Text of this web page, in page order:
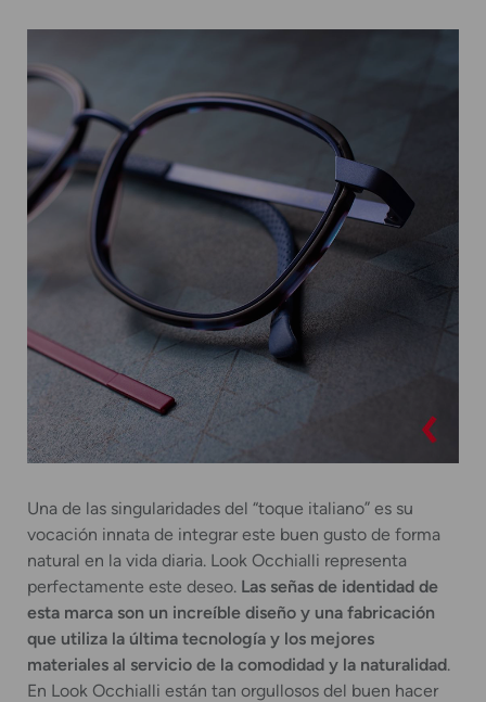
Una de las singularidades del “toque italiano” es su
vocación innata de integrar este buen gusto de forma
natural en la vida diaria. Look Occhialli representa
perfectamente este deseo. Las señas de identidad de
esta marca son un increíble diseño y una fabricación
que utiliza la última tecnología y los mejores
materiales al servicio de la comodidad y la naturalidad.
En Look Occhialli están tan orgullosos del buen hacer